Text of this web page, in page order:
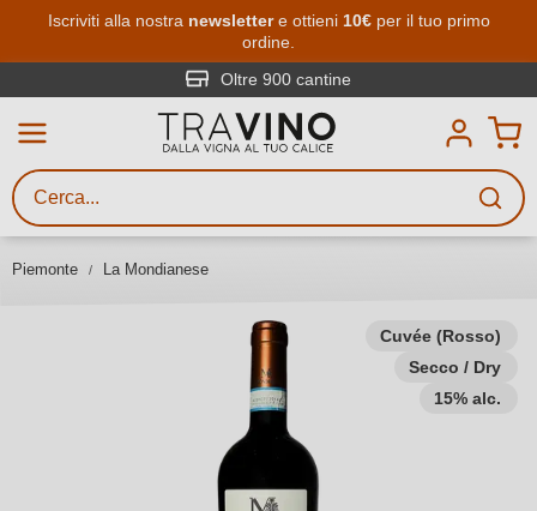
Passa al contenuto principale
Iscriviti alla nostra newslettere ottieni 10€per il tuo primo
ordine.
Oltre 900 cantine
Piemonte La Mondianese
Cuvée (Rosso)
Secco / Dry
15% alc.
Ricerca vini
Inserisci almeno 3 caratteri
gusto, occasione, nome del vino,
vitigno, regione, cantina o altri